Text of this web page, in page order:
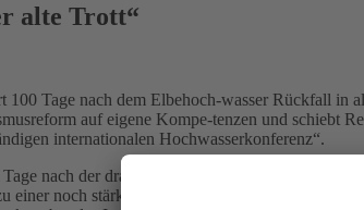
alte Trott“
Tage nach dem Elbehoch-wasser Rückfall in
auf eigene Kompe-tenzen und schiebt
internationalen Hochwasserkonferenz“.
nach der dramatischen Elbeflut im Frühjahr
einer noch stärkeren Zersplitterung der